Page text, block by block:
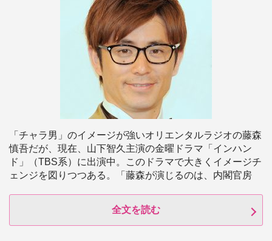
「チャラ男」のイメージが強いオリエンタルラジオの藤森
慎吾だが、現在、山下智久主演の金曜ドラマ「インハン
ド」（TBS系）に出演中。このドラマで大きくイメージチ
ェンジを図りつつある。「藤森が演じるのは、内閣官房
全文を読む